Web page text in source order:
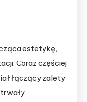
estetykę,
Coraz częściej
łączący zalety